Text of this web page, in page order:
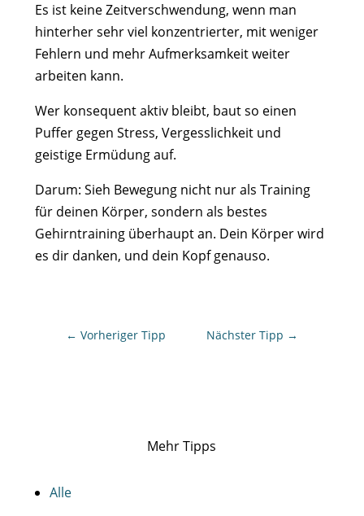
Es ist keine Zeitverschwendung, wenn man
hinterher sehr viel konzentrierter, mit weniger
Fehlern und mehr Aufmerksamkeit weiter
arbeiten kann.
Wer konsequent aktiv bleibt, baut so einen
Puffer gegen Stress, Vergesslichkeit und
geistige Ermüdung auf.
Darum: Sieh Bewegung nicht nur als Training
für deinen Körper, sondern als bestes
Gehirntraining überhaupt an. Dein Körper wird
es dir danken, und dein Kopf genauso.
← Vorheriger Tipp Nächster Tipp →
Mehr Tipps
Alle